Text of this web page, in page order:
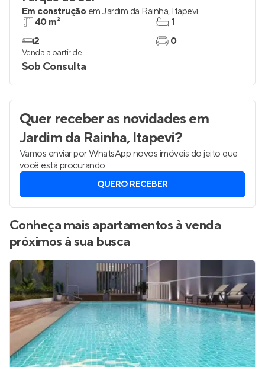
Em construção em Jardim da Rainha, Itapevi
40 m²
2
1
0
Venda a partir de
Sob Consulta
Quer receber as novidadesem
Jardim da Rainha, Itapevi?
Vamos enviar por WhatsApp novos imóveis do jeito que
você está procurando.
QUERO RECEBER
Conheça mais apartamentos à venda
próximos à sua busca